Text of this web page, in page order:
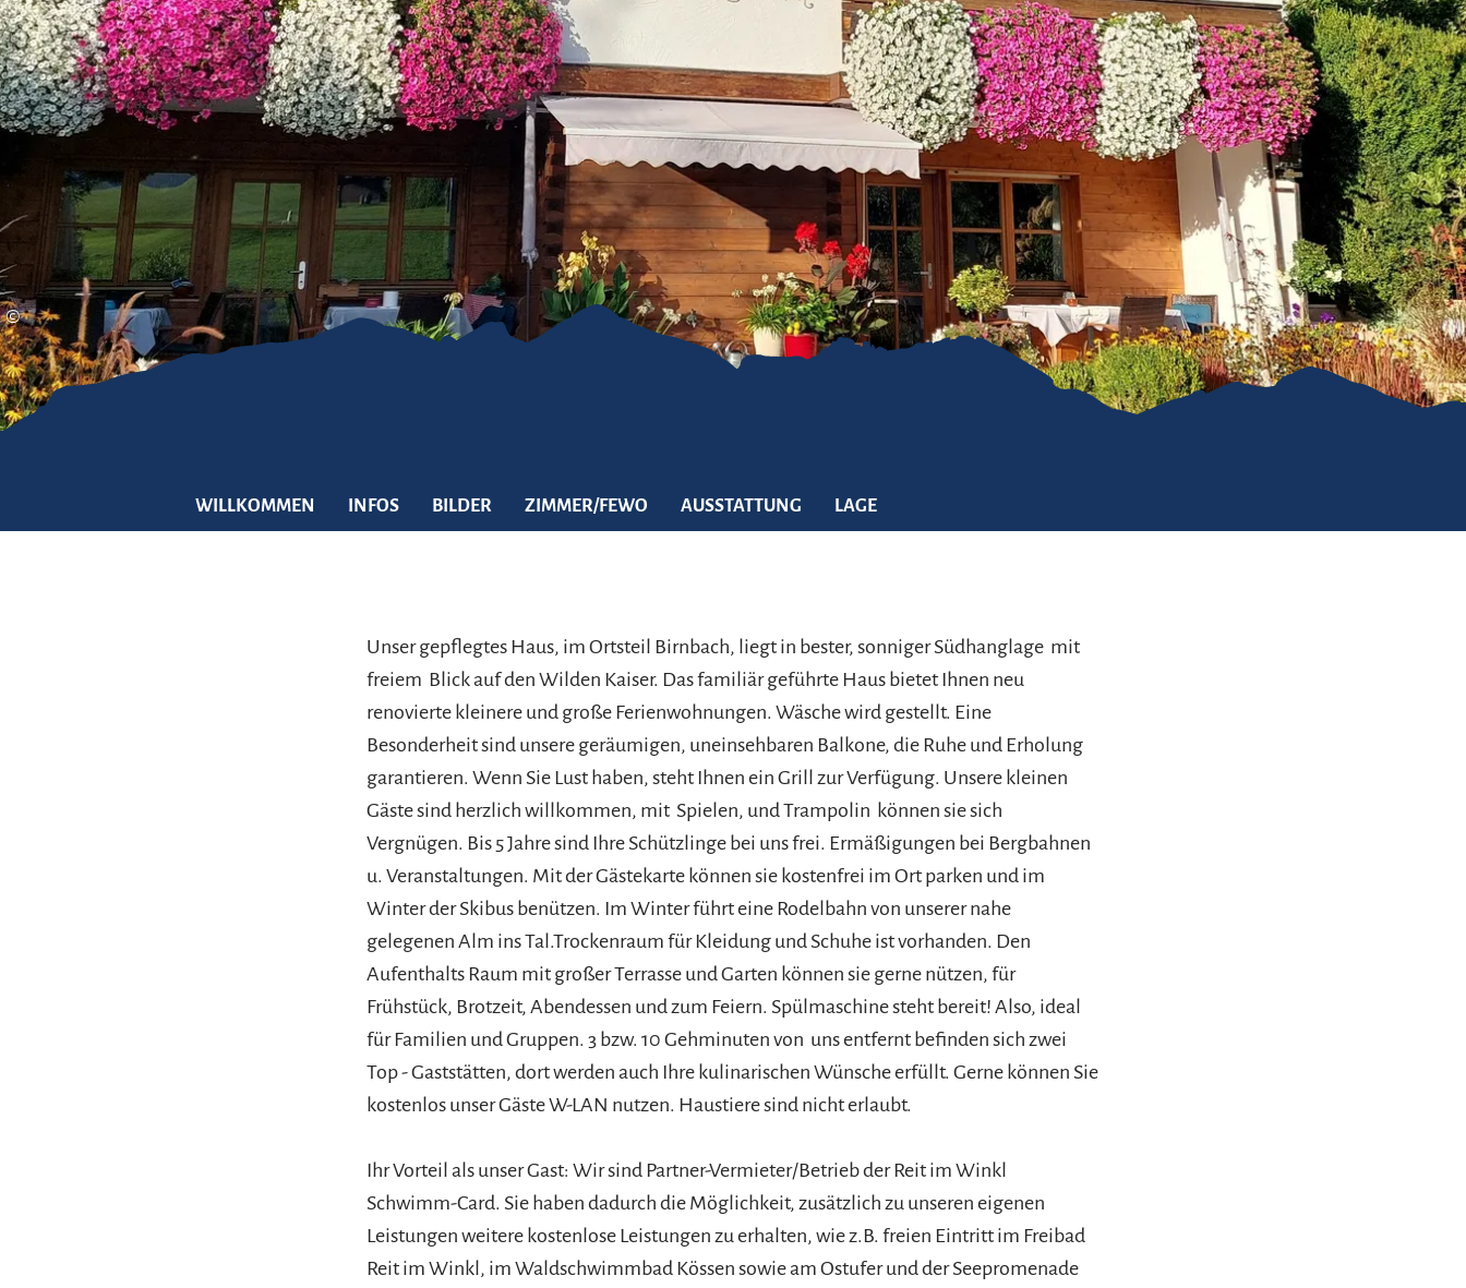
Gleitschirmfliegen &
Luftsport
Interaktive Vollbildkarte
Barrierefreiheit im
Chiemgau
Chiemgau G'schichten
©
WILLKOMMEN INFOS BILDER ZIMMER/FEWO AUSSTATTUNG LAGE
Unser gepflegtes Haus, im Ortsteil Birnbach, liegt in bester, sonniger Südhanglage mit
freiem Blick auf den Wilden Kaiser. Das familiär geführte Haus bietet Ihnen neu
renovierte kleinere und große Ferienwohnungen. Wäsche wird gestellt. Eine
Besonderheit sind unsere geräumigen, uneinsehbaren Balkone, die Ruhe und Erholung
garantieren. Wenn Sie Lust haben, steht Ihnen ein Grill zur Verfügung. Unsere kleinen
Gäste sind herzlich willkommen, mit Spielen, und Trampolin können sie sich
Vergnügen. Bis 5 Jahre sind Ihre Schützlinge bei uns frei. Ermäßigungen bei Bergbahnen
u. Veranstaltungen. Mit der Gästekarte können sie kostenfrei im Ort parken und im
Winter der Skibus benützen. Im Winter führt eine Rodelbahn von unserer nahe
gelegenen Alm ins Tal.Trockenraum für Kleidung und Schuhe ist vorhanden. Den
Aufenthalts Raum mit großer Terrasse und Garten können sie gerne nützen, für
Frühstück, Brotzeit, Abendessen und zum Feiern. Spülmaschine steht bereit! Also, ideal
für Familien und Gruppen. 3 bzw. 10 Gehminuten von uns entfernt befinden sich zwei
Top - Gaststätten, dort werden auch Ihre kulinarischen Wünsche erfüllt. Gerne können Sie
kostenlos unser Gäste W-LAN nutzen. Haustiere sind nicht erlaubt.
Ihr Vorteil als unser Gast: Wir sind Partner-Vermieter/Betrieb der Reit im Winkl
Schwimm-Card. Sie haben dadurch die Möglichkeit, zusätzlich zu unseren eigenen
Leistungen weitere kostenlose Leistungen zu erhalten, wie z.B. freien Eintritt im Freibad
Reit im Winkl, im Waldschwimmbad Kössen sowie am Ostufer und der Seepromenade